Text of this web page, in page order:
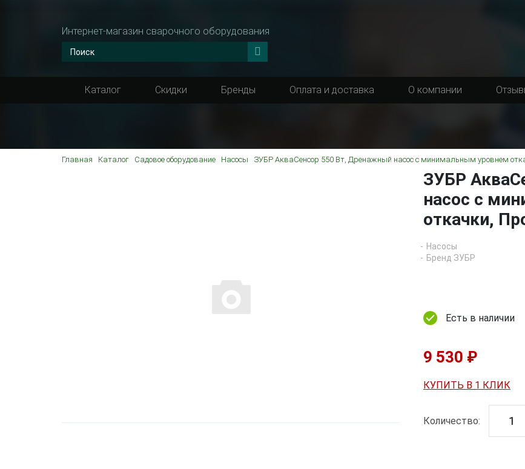
Интернет-магазин сварочного оборудования
Каталог Скидки Бренды Оплата и доставка О компании
Главная Каталог Садовое оборудование Насосы ЗУБР АкваСенсор 550 Вт, Дренажный насос с минимальным уровнем
ЗУБР
насос с
откачки,
Насосы
Бренд ЗУБР
Есть в наличии
9 530 ₽
КУПИТЬ В 1 КЛИК
Количество: